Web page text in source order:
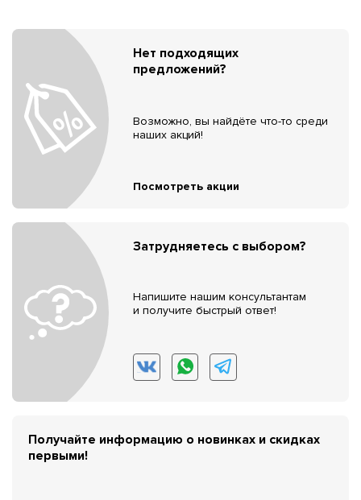
Нет подходящих
предложений?
Возможно, вы найдёте что-то среди
наших акций!
Посмотреть акции
Затрудняетесь с выбором?
Напишите нашим консультантам
и получите быстрый ответ!
Получайте информацию о новинках и скидках
первыми!